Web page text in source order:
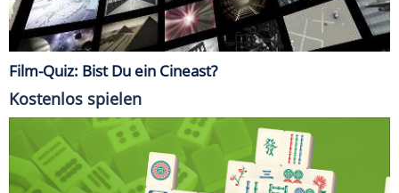
Film-Quiz: Bist Du ein Cineast?
Kostenlos spielen